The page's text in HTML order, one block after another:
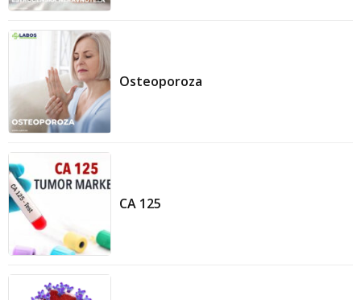
Osteoporoza
CA 125